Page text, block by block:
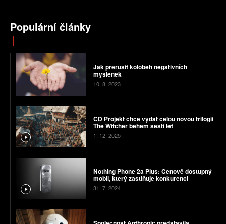
Populární články
Jak přerušit koloběh negativních
myšlenek
10. 8. 2023
CD Projekt chce vydat celou novou trilogii
The Witcher během šesti let
1. 12. 2025
Nothing Phone 2a Plus: Cenově dostupný
mobil, který zastiňuje konkurenci
31. 7. 2024